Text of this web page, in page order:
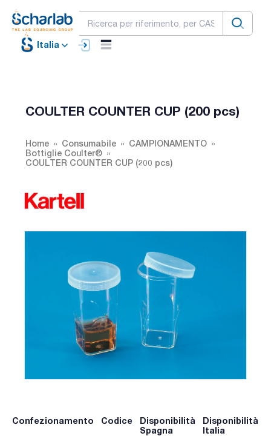
Italia
COULTER COUNTER CUP (200 pcs)
Home Consumabile
CAMPIONAMENTO
Bottiglie Coulter®
COULTER COUNTER CUP (200 pcs)
Confezionamento Codice
Disponibilità
Spagna
Disponibilità
Italia